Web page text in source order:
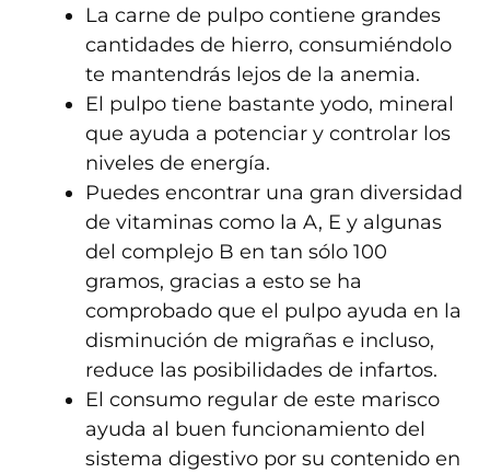
La carne de pulpo contiene grandes
cantidades de hierro, consumiéndolo
te mantendrás lejos de la anemia.
El pulpo tiene bastante yodo, mineral
que ayuda a potenciar y controlar los
niveles de energía.
Puedes encontrar una gran diversidad
de vitaminas como la A, E y algunas
del complejo B en tan sólo 100
gramos, gracias a esto se ha
comprobado que el pulpo ayuda en la
disminución de migrañas e incluso,
reduce las posibilidades de infartos.
El consumo regular de este marisco
ayuda al buen funcionamiento del
sistema digestivo por su contenido en